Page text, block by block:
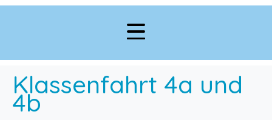
Klassenfahrt 4a und
4b